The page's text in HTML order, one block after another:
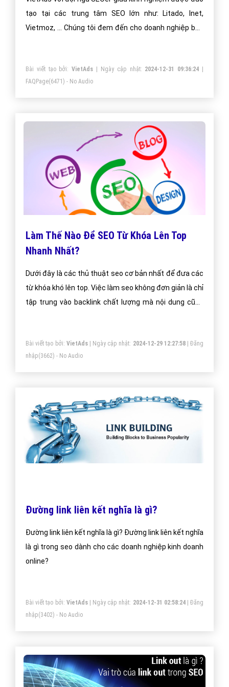
tạo tại các trung tâm SEO lớn như: Litado, Inet,
Vietmoz, ... Chúng tôi đem đến cho doanh nghiệp bạn
Bài viết tạo bởi:VietAds | Ngày cập nhật: 2024-12-31 09:36:24 |
FAQPage(6471) - No Audio
Làm Thế Nào Để SEO Từ Khóa Lên Top
Nhanh Nhất?
Dưới đây là các thủ thuật seo cơ bản nhất để đưa các
từ khóa khó lên top. Việc làm seo không đơn giản là chỉ
tập trung vào backlink chất lượng mà nội dung cũng
Bài viết tạo bởi: VietAds| Ngày cập nhật: 2024-12-29 12:27:58|Đăng
nhập(3662) - No Audio
Đường link liên kết nghĩa là gì?
Đường link liên kết nghĩa là gì? Đường link liên kết nghĩa
là gì trong seo dành cho các doanh nghiệp kinh doanh
online?
Bài viết tạo bởi: VietAds| Ngày cập nhật: 2024-12-31 02:58:24|Đăng
nhập(3402) - No Audio